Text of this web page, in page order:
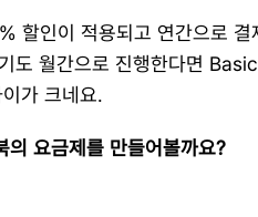
할인이 적용되고 연간으로
도 월간으로 진행한다면
가 크네요.
의 요금제를 만들어볼까요?